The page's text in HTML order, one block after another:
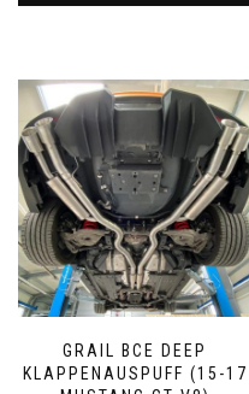
GRAIL BCE DEEP
KLAPPENAUSPUFF (15-17